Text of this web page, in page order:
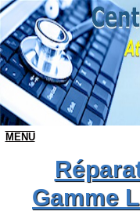
Gamme